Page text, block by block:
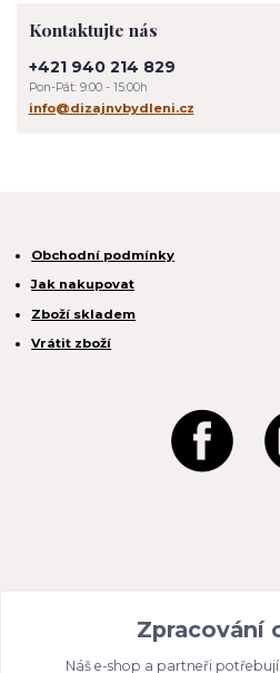
Kontaktujte nás
+421 940 214 829
Pon-Pát: 9:00 - 15:00h
info@dizajnvbydleni.cz
Obchodní podmínky
Jak nakupovat
Zboží skladem
Vrátit zboží
049 80 662
/ DIČ: CZ04980662
Zpracování
Náš e-shop a partneři potřebují